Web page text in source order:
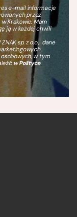
e-mail informacje
przez
Krakowie. Mam
ją w każdej chwili
sp. z o.o., dane
w tym
wPolityce